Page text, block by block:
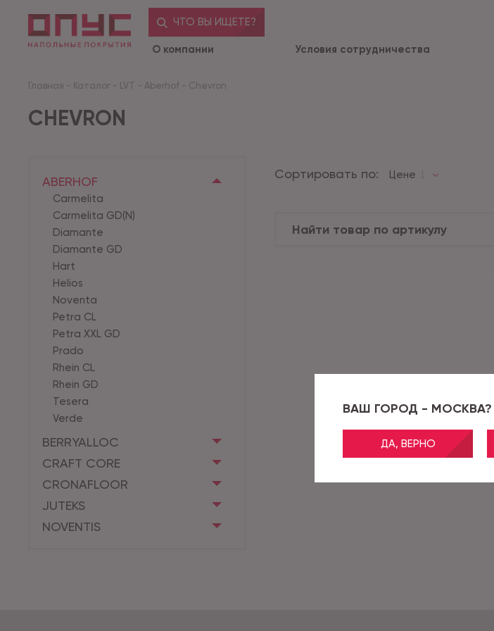
ВАШ ГОРОД - МОСКВА?
ДА, ВЕРНО
ЧТО ВЫ ИЩЕТЕ?
О компании Условия сотрудничества
Главная - Каталог - LVT - Aberhof - Chevron
CHEVRON
ABERHOF
Carmelita
Carmelita GD(N)
Diamante
Diamante GD
Hart
Helios
Noventa
Petra CL
Petra XXL GD
Prado
Rhein CL
Rhein GD
Tesera
Verde
BERRYALLOC
CRAFT CORE
CRONAFLOOR
JUTEKS
NOVENTIS
Сортировать по: Цене